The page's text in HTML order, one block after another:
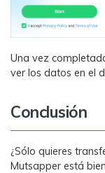
Una vez
ver los datos en el
Conclusión
¿Sólo quieres
Mutsapper está